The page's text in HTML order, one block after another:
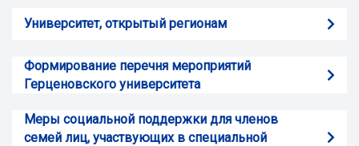
Университет, открытый регионам
Формирование перечня мероприятий
Герценовского университета
Меры социальной поддержки для членов
семей лиц, участвующих в специальной